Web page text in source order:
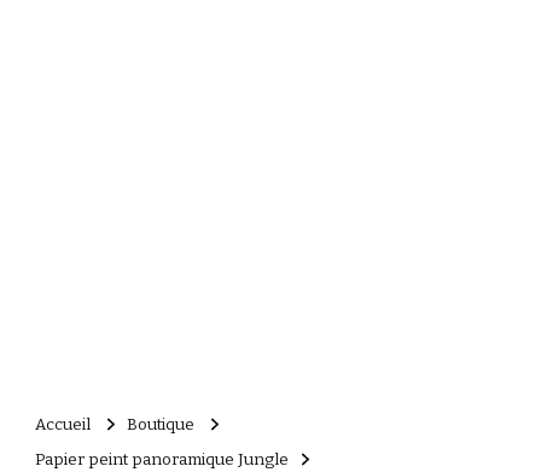
Accueil
Boutique
Papier peint panoramique Jungle